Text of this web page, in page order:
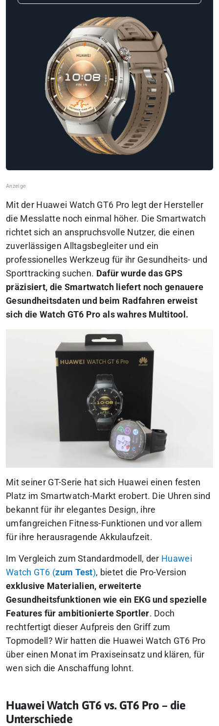
Mit der Huawei Watch GT6 Pro legt der Hersteller
die Messlatte noch einmal höher. Die Smartwatch
richtet sich an anspruchsvolle Nutzer, die einen
zuverlässigen Alltagsbegleiter und ein
professionelles Werkzeug für ihr Gesundheits- und
Sporttracking suchen. Dafür wurde das GPS
präzisiert, die Smartwatch liefert noch genauere
Gesundheitsdaten und beim Radfahren erweist
sich die Watch GT6 Pro als wahres Multitool.
Mit seiner GT-Serie hat sich Huawei einen festen
Platz im Smartwatch-Markt erobert. Die Uhren sind
bekannt für ihr elegantes Design, ihre
umfangreichen Fitness-Funktionen und vor allem
für ihre herausragende Akkulaufzeit.
Im Vergleich zum Standardmodell, der Huawei
Watch GT6 (zum Test), bietet die Pro-Version
exklusive Materialien, erweiterte
Gesundheitsfunktionen wie ein EKG und spezielle
Features für ambitionierte Sportler. Doch
rechtfertigt dieser Aufpreis den Griff zum
Topmodell? Wir hatten die Huawei Watch GT6 Pro
über einen Monat im Praxiseinsatz und klären, für
wen sich die Anschaffung lohnt.
Huawei Watch GT6 vs. GT6 Pro – die
Unterschiede